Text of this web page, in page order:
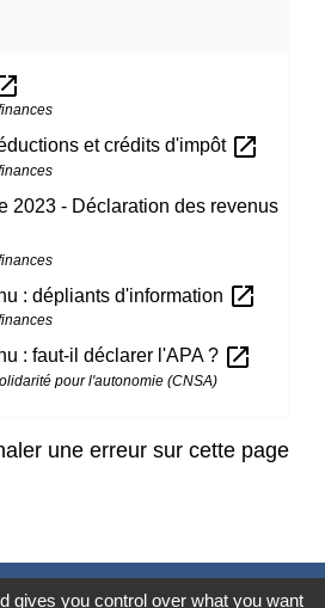
et crédits d'impôt open_in_new
2023 - Déclaration des revenus
: dépliants d'information open_in_new
: faut-il déclarer l'APA ? open_in_new
pour l'autonomie (CNSA)
une erreur sur cette page
gives you control over what you want